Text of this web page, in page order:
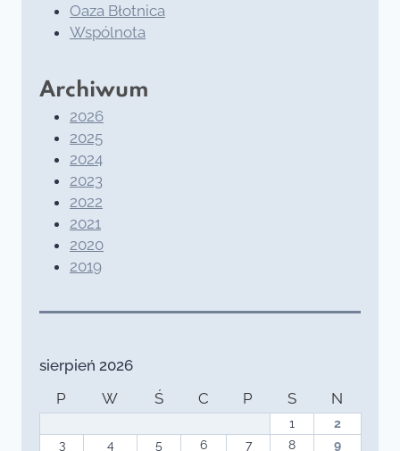
Oaza Błotnica
Wspólnota
Archiwum
2026
2025
2024
2023
2022
2021
2020
2019
sierpień 2026
P
W Ś C P S N
1
2
3
4 5 6 7 8 9